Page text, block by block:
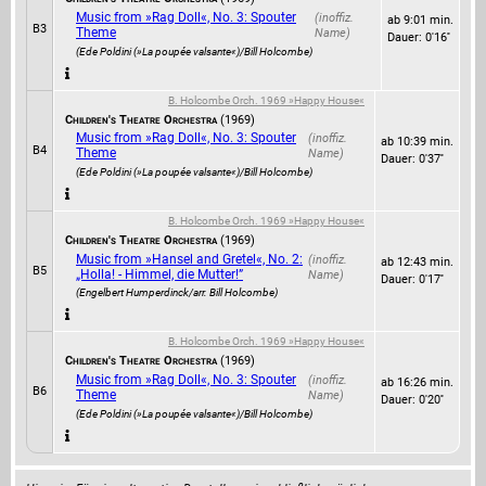
B3
Music from »Rag Doll«, No. 3: Spouter
Theme
(Ede Poldini (»La poupée valsante«)/Bill Holcombe)
ab 9:01 min.
Dauer: 0'16''
B4
B. Holcombe Orch. 1969 »Happy House«
Children's Theatre Orchestra (1969)
Music from »Rag Doll«, No. 3: Spouter
Theme
(Ede Poldini (»La poupée valsante«)/Bill Holcombe)
ab 10:39 min.
Dauer: 0'37''
B5
B. Holcombe Orch. 1969 »Happy House«
Children's Theatre Orchestra(1969)
Music from »Hansel and Gretel«, No. 2:
„Holla! - Himmel, die Mutter!”
(Engelbert Humperdinck/arr. Bill Holcombe)
ab 12:43 min.
Dauer: 0'17''
B6
B. Holcombe Orch. 1969 »Happy House«
Children's Theatre Orchestra(1969)
Music from »Rag Doll«, No. 3: Spouter
Theme
(Ede Poldini (»La poupée valsante«)/Bill Holcombe)
ab 16:26 min.
Dauer: 0'20''